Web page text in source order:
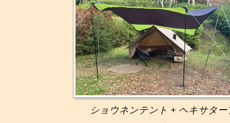
ショウネンテント + ヘキサター